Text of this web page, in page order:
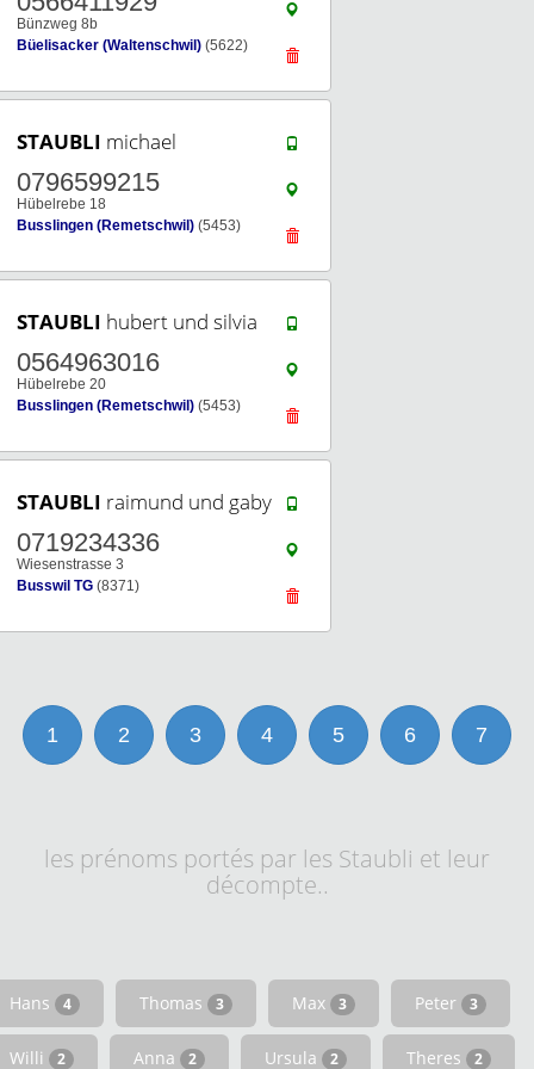
Bünzweg 8b
Büelisacker (Waltenschwil) (5622)
STAUBLI michael
0796599215
Hübelrebe 18
Busslingen (Remetschwil) (5453)
STAUBLI hubert und silvia
0564963016
Hübelrebe 20
Busslingen (Remetschwil) (5453)
STAUBLI raimund und gaby
0719234336
Wiesenstrasse 3
Busswil TG (8371)
1 2 3 4 5 6 7
les prénoms portés par les Staubli et leur
décompte..
Hans 4 Thomas 3 Max 3 Peter 3
Willi 2 Anna 2 Ursula 2 Theres 2